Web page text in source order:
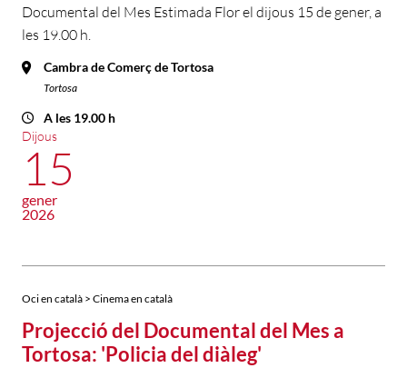
Documental del Mes Estimada Flor el dijous 15 de gener, a
les 19.00 h.
Cambra de Comerç de Tortosa
Tortosa
A les 19.00 h
Dijous
15
gener
2026
Oci en català > Cinema en català
Projecció del Documental del Mes a
Tortosa: 'Policia del diàleg'